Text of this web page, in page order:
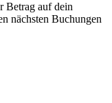
Betrag auf dein
nächsten Buchungen